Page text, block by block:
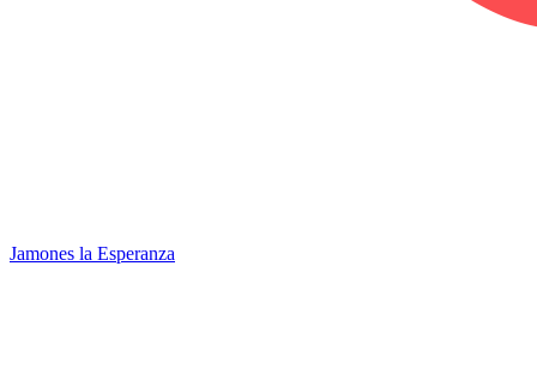
Jamones la Esperanza